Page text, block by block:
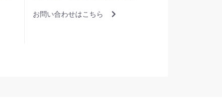
お問い合わせはこちら